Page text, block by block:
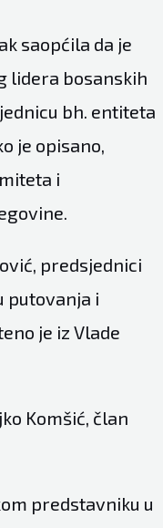
saopćila da je
lidera bosanskih
bh. entiteta
je opisano,
i
predsjednici
putovanja i
je iz Vlade
Komšić, član
predstavniku u